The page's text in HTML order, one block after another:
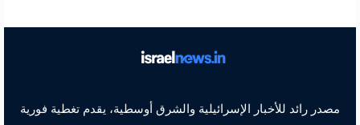
مصدر رائد للأخبار الإسرائيلية والشرق أوسطية، يقدم تغطية فورية